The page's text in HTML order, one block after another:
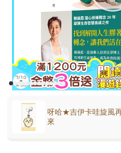
呀哈★吉伊卡哇旋風
來